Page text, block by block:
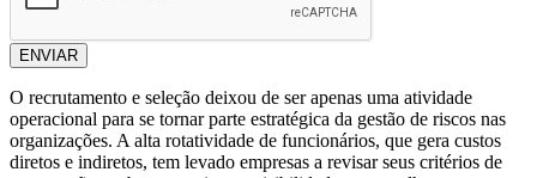
ENVIAR
O recrutamento e seleção deixou de ser apenas uma atividade
operacional para se tornar parte estratégica da gestão de riscos nas
organizações. A alta rotatividade de funcionários, que gera custos
diretos e indiretos, tem levado empresas a revisar seus critérios de